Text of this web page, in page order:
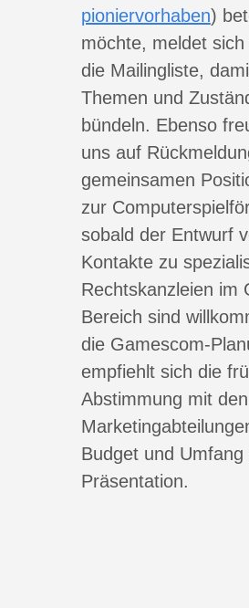
pioniervorhaben)
möchte, meldet
die Mailingliste,
Themen und
bündeln. Ebenso
uns auf
gemeinsamen
zur
sobald der Entwurf
Kontakte zu
Rechtskanzleien im
Bereich sind
die Gamescom-
empfiehlt sich die
Abstimmung mit
Budget und Umfang
Präsentation.